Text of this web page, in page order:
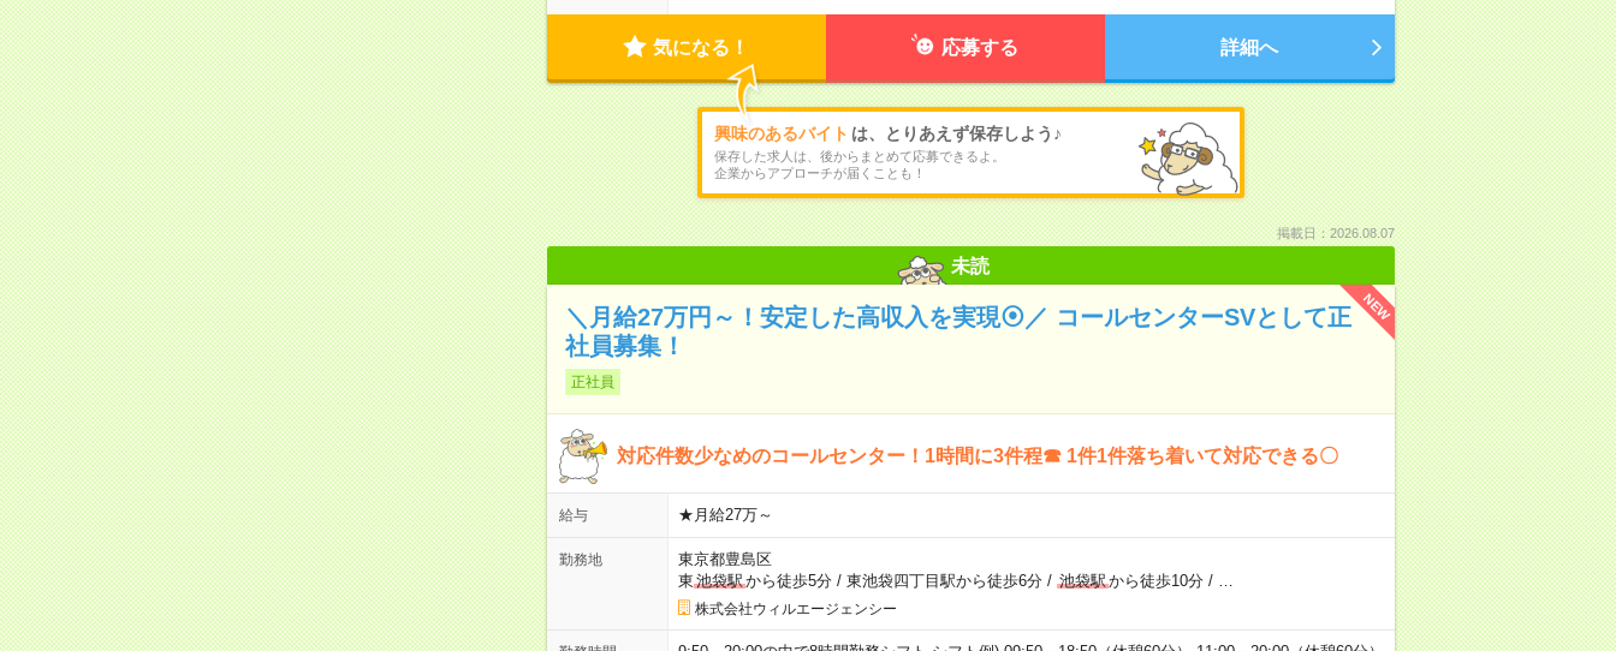
気になる！ 応募する 詳細へ
興味のあるバイト は、とりあえず保存しよう♪
保存した求人は、後からまとめて応募できるよ。
企業からアプローチが届くことも！
掲載日：2026.08.07
未読
NEW
＼月給27万円～！安定した高収入を実現⦿／ コールセンターSVとして正
社員募集！
正社員
対応件数少なめのコールセンター！1時間に3件程☎ 1件1件落ち着いて対応できる〇
給与 ★月給27万～
勤務地
東京都豊島区
東池袋駅から徒歩5分/ 東池袋四丁目駅から徒歩6分/ 池袋駅から徒歩10分/
株式会社ウィルエージェンシー